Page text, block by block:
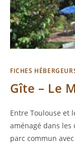
FICHES
Gîte – Le
Entre Toulouse et
aménagé dans
parc commun